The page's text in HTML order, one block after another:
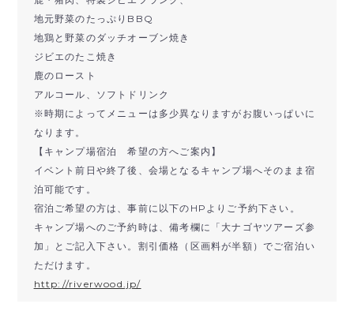
地元野菜のたっぷりBBQ
地鶏と野菜のダッチオーブン焼き
ジビエのたこ焼き
鹿のロースト
アルコール、ソフトドリンク
※時期によってメニューは多少異なりますがお腹いっぱいに
なります。
【キャンプ場宿泊 希望の方へご案内】
イベント前日や終了後、会場となるキャンプ場へそのまま宿
泊可能です。
宿泊ご希望の方は、事前に以下のHPよりご予約下さい。
キャンプ場へのご予約時は、備考欄に「大ナゴヤツアーズ参
加」とご記入下さい。割引価格（区画料が半額）でご宿泊い
ただけます。
http://riverwood.jp/